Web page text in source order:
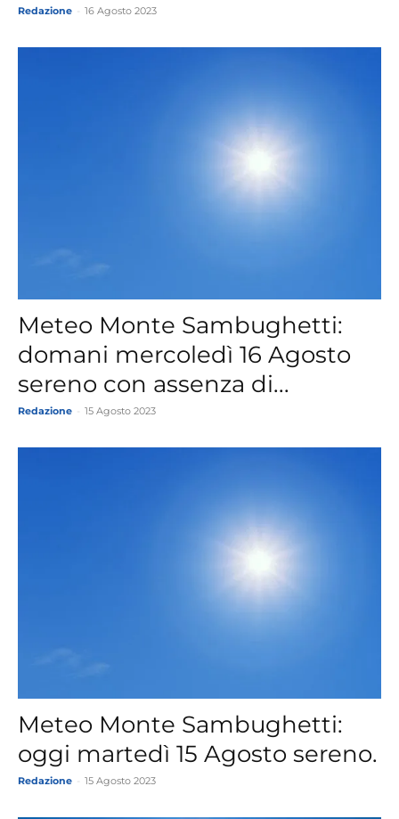
Redazione 16 Agosto 2023
Meteo Monte Sambughetti:
domani mercoledì 16 Agosto
sereno con assenza di...
Redazione 15 Agosto 2023
Meteo Monte Sambughetti:
oggi martedì 15 Agosto sereno.
Redazione 15 Agosto 2023